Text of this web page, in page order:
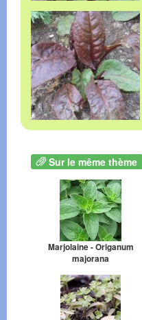
Sur le même thème
Marjolaine - Origanum
majorana